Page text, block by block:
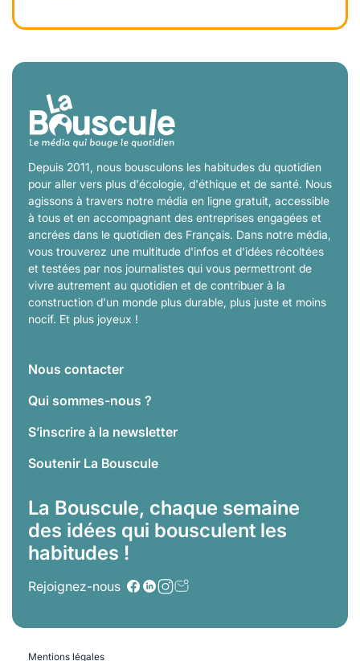
Depuis 2011, nous bousculons les habitudes du quotidien
pour aller vers plus d'écologie, d'éthique et de santé. Nous
agissons à travers notre média en ligne gratuit, accessible
à tous et en accompagnant des entreprises engagées et
ancrées dans le quotidien des Français. Dans notre média,
vous trouverez une multitude d'infos et d'idées récoltées
et testées par nos journalistes qui vous permettront de
vivre autrement au quotidien et de contribuer à la
construction d'un monde plus durable, plus juste et moins
nocif. Et plus joyeux !
Nous contacter
Qui sommes-nous ?
S’inscrire à la newsletter
Soutenir La Bouscule
La Bouscule, chaque semaine
des idées qui bousculent les
habitudes !
Rejoignez-nous
Mentions légales